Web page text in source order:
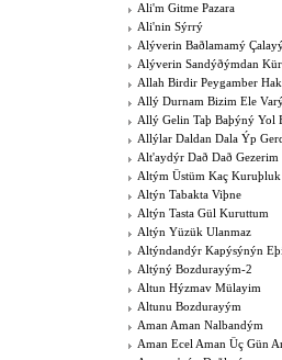
Ali'm Gitme Pazara
Ali'nin Sýrrý
Alýverin Baðlamamý
Alýverin Sandýðýmdan
Allah Birdir Peygamber Hak
Allý Durnam Bizim Ele
Allý Gelin Taþ Baþýný Yol
Allýlar Daldan Dala Ýp
Alt'aydýr Dað Dað Gezerim
Altým Üstüm Kaç Kuruþluk
Altýn Tabakta Viþne
Altýn Tasta Gül Kuruttum
Altýn Yüzük Ulanmaz
Altýndandýr Kapýsýnýn
Altýný Bozdurayým-2
Altun Hýzmav Mülayim
Altunu Bozdurayým
Aman Aman Nalbandým
Aman Ecel Aman Üç Gün